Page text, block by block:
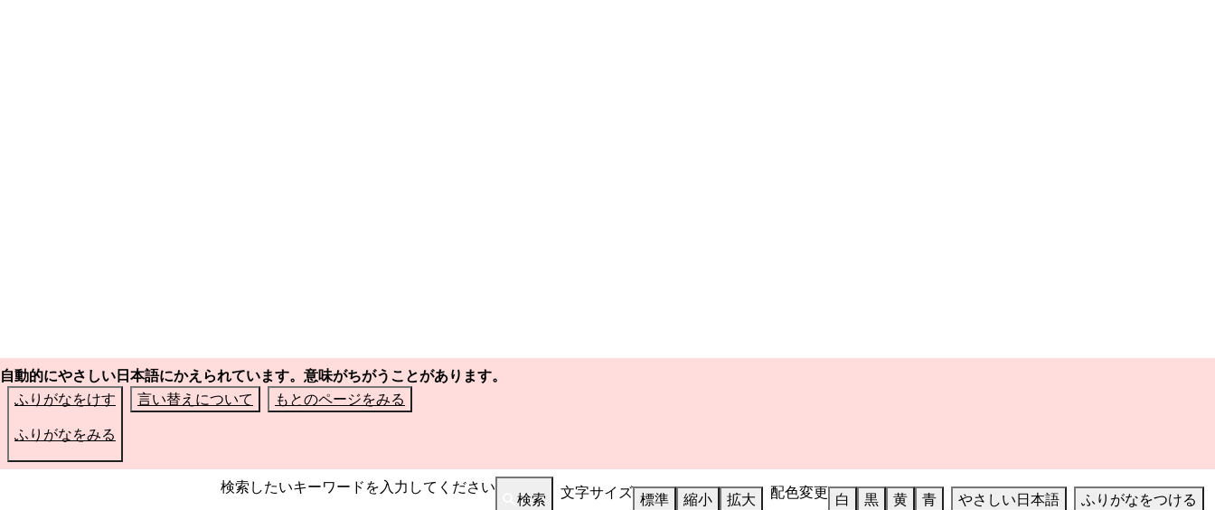
自動的にやさしい日本語にかえられています。意味がちがうことがあります。
ふりがなをけす
ふりがなをみる
言い替えについて もとのページをみる
検索したいキーワードを入力してください
検索 文字サイズ 標準 縮小 拡大 配色変更 白 黒 黄 青 やさしい日本語 ふりがなをつける